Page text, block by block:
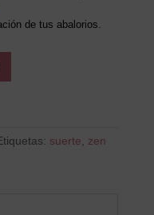
de tus abalorios.
suerte, zen